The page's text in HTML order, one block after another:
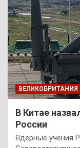
ВЕЛИКОБРИТАНИЯ
В Китае
России
Ядерные учения